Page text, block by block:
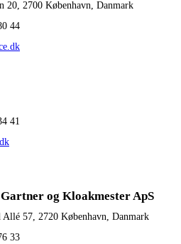
20, 2700 København, Danmark
44
41
og Kloakmester ApS
Allé 57, 2720 København, Danmark
33